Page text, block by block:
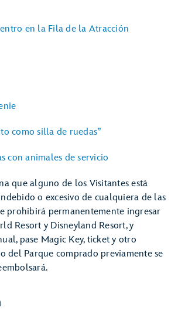
en la Fila de la Atracción
como silla de ruedas”
con animales de servicio
que alguno de los Visitantes está
o excesivo de cualquiera de las
prohibirá permanentemente ingresar
Resort y Disneyland Resort, y
pase Magic Key, ticket y otro
del Parque comprado previamente se